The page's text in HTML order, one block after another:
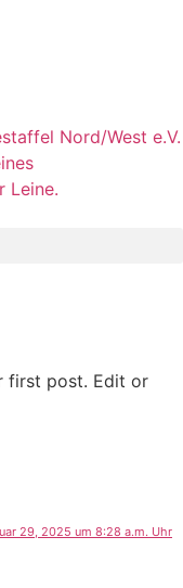
first post. Edit or
29, 2025 um 8:28 a.m. Uhr